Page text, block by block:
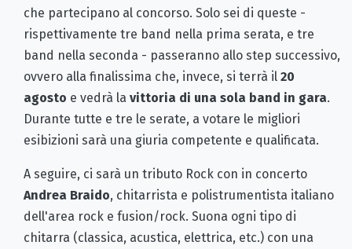
che partecipano al concorso. Solo sei di queste -
rispettivamente tre band nella prima serata, e tre
band nella seconda - passeranno allo step successivo,
ovvero alla finalissima che, invece, si terrà il 20
agosto e vedrà la vittoria di una sola band in gara.
Durante tutte e tre le serate, a votare le migliori
esibizioni sarà una giuria competente e qualificata.
A seguire, ci sarà un tributo Rock con in concerto
Andrea Braido, chitarrista e polistrumentista italiano
dell'area rock e fusion/rock. Suona ogni tipo di
chitarra (classica, acustica, elettrica, etc.) con una